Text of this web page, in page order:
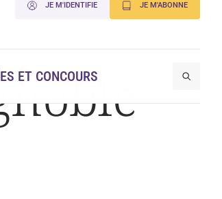
JE M'IDENTIFIE JE M'ABONNE
ET CONCOURS